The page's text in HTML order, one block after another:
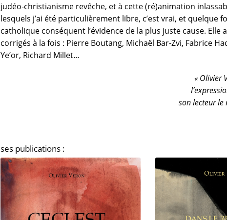
judéo-christianisme revêche, et à cette (ré)animation
lesquels j’ai été particulièrement libre, c’est vrai, et
catholique conséquent l’évidence de la plus juste cause.
corrigés à la fois : Pierre Boutang, Michaël Bar-Zvi, Fabrice
Ye’or, Richard Millet…
« Olivier
son lecteur le
ses publications :